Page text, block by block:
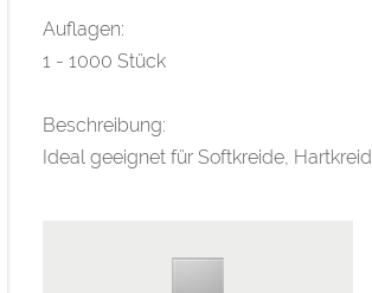
Auflagen:
1 - 1000 Stück
Beschreibung:
Ideal geeignet für Softkreide,